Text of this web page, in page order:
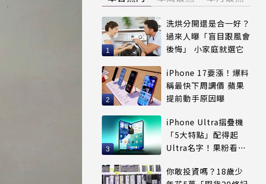
洗烘分開還是合一好？
過來人曝「盲目跟風會
後悔」 小家庭就選它
iPhone 17要漲！爆料
稱最快下周調價 蘋果
提前動手原因曝
iPhone Ultra摺疊機
「5大特點」配得起
Ultra名字！果粉看完
你敢投資嗎？18歲少